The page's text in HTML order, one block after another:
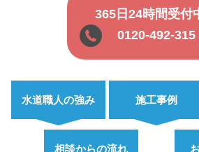
365日24時間受付
0120-492-315
水道職人の強み 施工事例
相談からの流れ